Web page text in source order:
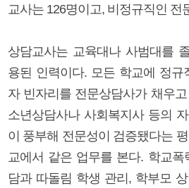
교사는 126명이고, 비정규직인 전
상담교사는 교육대나 사범대를
용된 인력이다. 모든 학교에 정
자 빈자리를 전문상담사가 채우
소년상담사나 사회복지사 등의
이 풍부해 전문성이 검증됐다는
교에서 같은 업무를 본다. 학교폭
담과 따돌림 학생 관리, 학부모